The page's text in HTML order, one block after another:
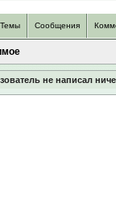
Темы Сообщения
не написал